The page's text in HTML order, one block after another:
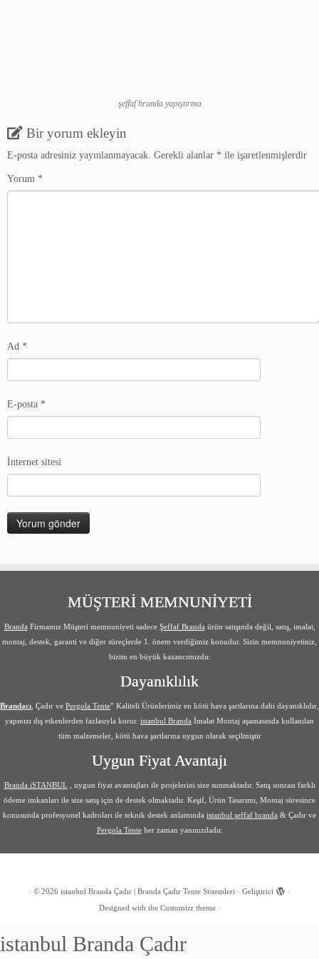
şeffaf branda yapıştırma
Bir yorum ekleyin
E-posta adresiniz yayınlanmayacak. Gerekli alanlar * ile işaretlenmişlerdir
Yorum *
Ad *
E-posta *
İnternet sitesi
MÜŞTERİ MEMNUNİYETİ
Branda Firmamız Müşteri memnuniyeti sadece Şeffaf Branda ürün satışında değil, satış, imalat,
montaj, destek, garanti ve diğer süreçlerde 1. önem verdiğimiz konudur. Sizin memnuniyetiniz,
bizim en büyük kazancımızdır.
Dayanıklılık
Brandacı , Çadır ve Pergola Tente” Kaliteli Ürünlerimiz en kötü hava şartlarına dahi dayanıklıdır,
yapınızı dış etkenlerden fazlasıyla korur. istanbul Branda İmalat Montaj aşamasında kullanılan
tüm malzemeler, kötü hava şartlarına uygun olarak seçilmiştir
Uygun Fiyat Avantajı
Branda iSTANBUL , uygun fiyat avantajları ile projelerini size sunmaktadır. Satış sonrası farklı
ödeme imkanları ile size satış için de destek olmaktadır. Keşif, Ürün Tasarımı, Montaj süresince
konusunda profesyonel kadroları ile teknik destek anlamında istanbul şeffaf branda & Çadır ve
Pergola Tenteher zaman yanınızdadır.
· © 2026 istanbul Branda Çadır | Branda Çadır Tente Sistemleri · Geliştirici
·
Designed with the Customizr theme·
istanbul Branda Çadır